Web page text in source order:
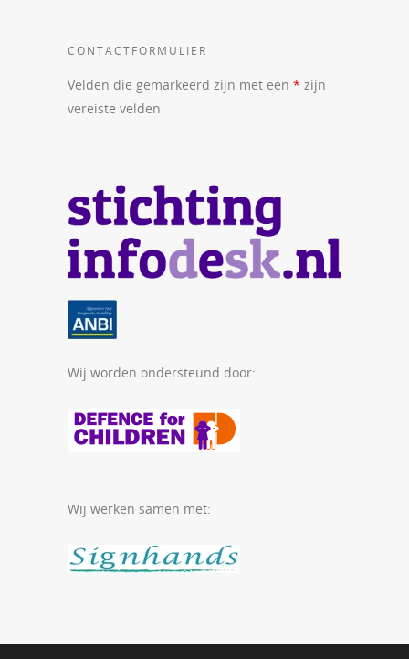
CONTACTFORMULIER
Velden die gemarkeerd zijn met een * zijn
vereiste velden
Wij worden ondersteund door:
Wij werken samen met: